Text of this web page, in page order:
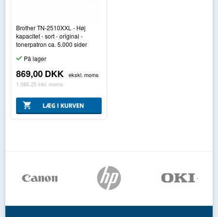
Brother TN-2510XXL - Høj
kapacitet - sort - original -
tonerpatron ca. 5.000 sider
På lager
869,00DKK
ekskl. moms
1.086,25 inkl. moms